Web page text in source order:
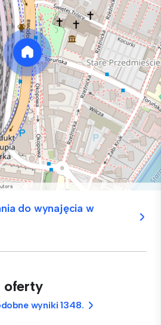
do wynajęcia w
oferty
wyniki 1348.